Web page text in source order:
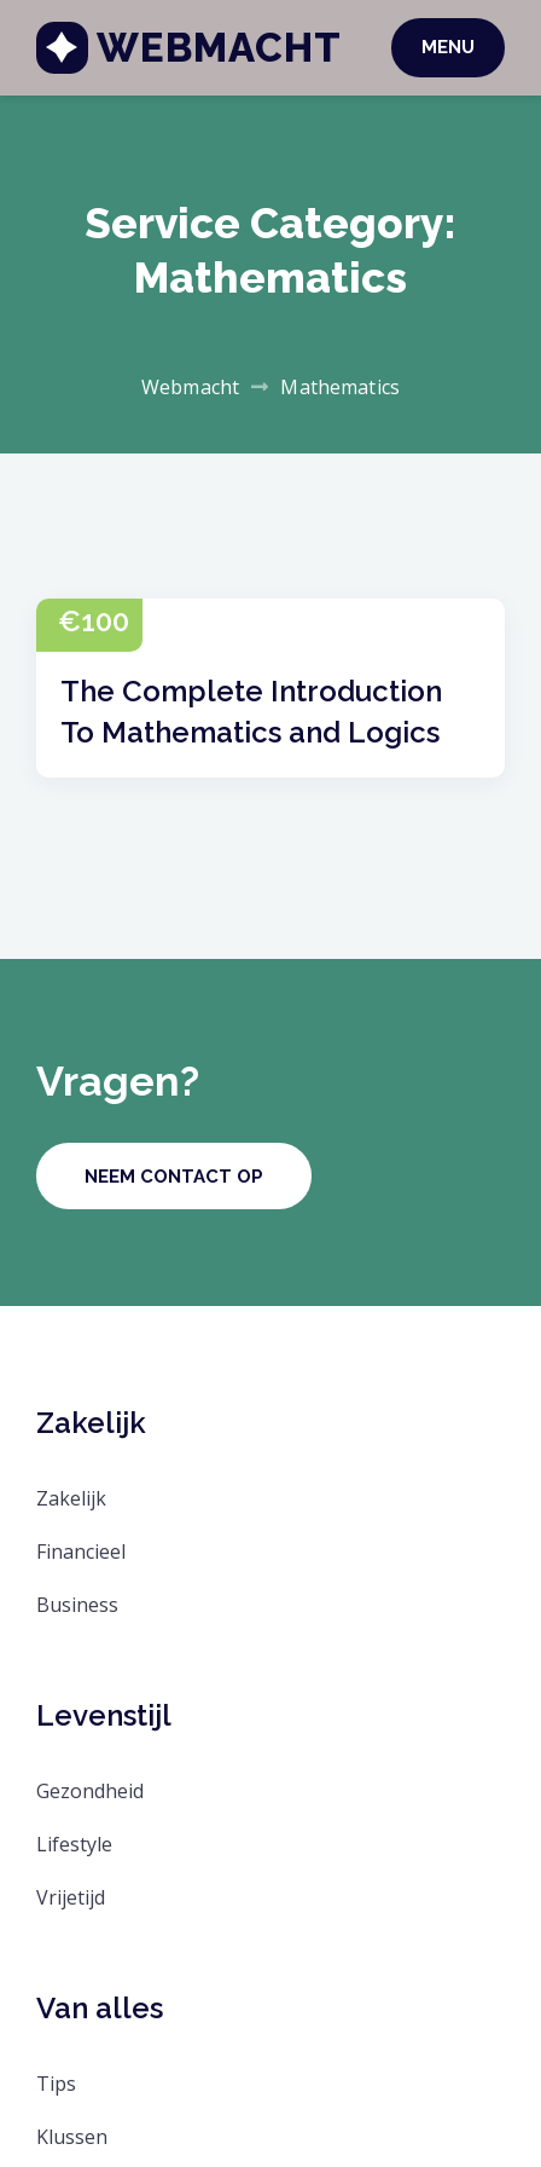
WEBMACHT MENU
Service Category:
Mathematics
Webmacht Mathematics
€100
The Complete Introduction
To Mathematics and Logics
Zakelijk
Zakelijk
Financieel
Business
Levenstijl
Gezondheid
Lifestyle
Vrijetijd
Van alles
Tips
Klussen
Vragen?
NEEM CONTACT OP